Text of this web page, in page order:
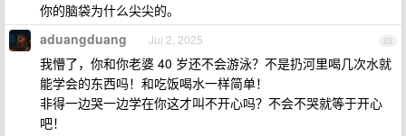
你的脑袋为什么尖尖的。
83
aduangduang Jul 2, 2025
我懵了，你和你老婆 40 岁还不会游泳？不是扔河里喝几次水就
能学会的东西吗！和吃饭喝水一样简单！
非得一边哭一边学在你这才叫不开心吗？不会不哭就等于开心
吧！